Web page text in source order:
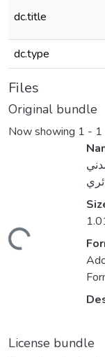
dc.title
dc.type
Files
Original bundle
Now showing 1 - 1
Loading...
License bundle